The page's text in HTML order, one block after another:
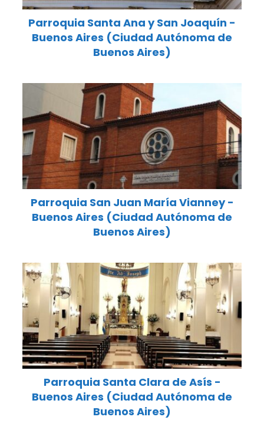
Parroquia Santa Ana y San Joaquín -
Buenos Aires (Ciudad Autónoma de
Buenos Aires)
Parroquia San Juan María Vianney -
Buenos Aires (Ciudad Autónoma de
Buenos Aires)
Parroquia Santa Clara de Asís -
Buenos Aires (Ciudad Autónoma de
Buenos Aires)